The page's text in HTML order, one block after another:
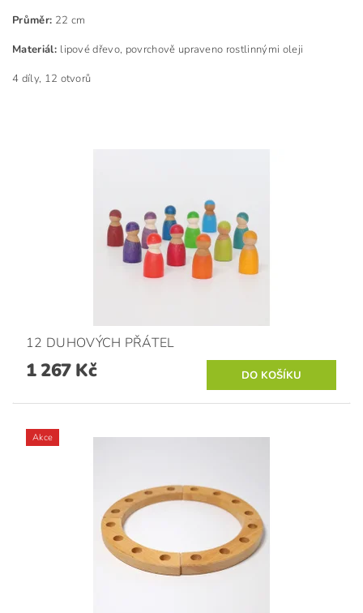
Průměr: 22 cm
Materiál: lipové dřevo, povrchově upraveno rostlinnými oleji
4 díly, 12 otvorů
12 DUHOVÝCH PŘÁTEL
1 267 Kč
Akce